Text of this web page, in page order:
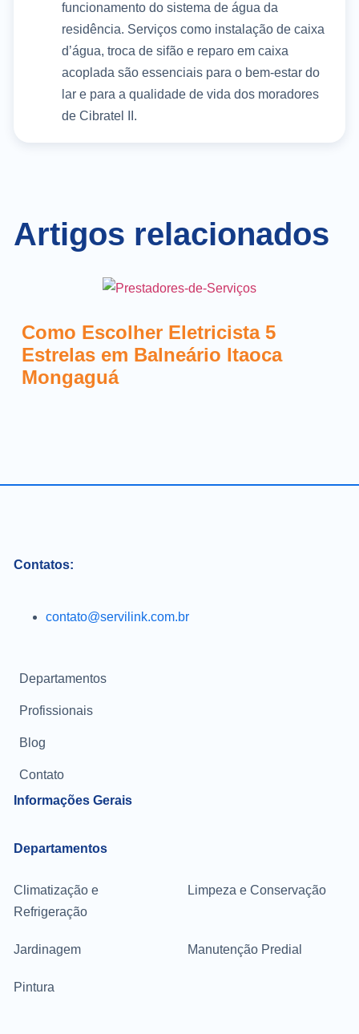
funcionamento do sistema de água da
residência. Serviços como instalação de caixa
d’água, troca de sifão e reparo em caixa
acoplada são essenciais para o bem-estar do
lar e para a qualidade de vida dos moradores
de Cibratel II.
Artigos relacionados
Como Escolher Eletricista 5
Estrelas em Balneário Itaoca
Mongaguá
Contatos:
contato@servilink.com.br
Informações Gerais
Departamentos
Profissionais
Blog
Contato
Departamentos
Climatização e
Refrigeração
Limpeza e Conservação
Jardinagem Manutenção Predial
Pintura